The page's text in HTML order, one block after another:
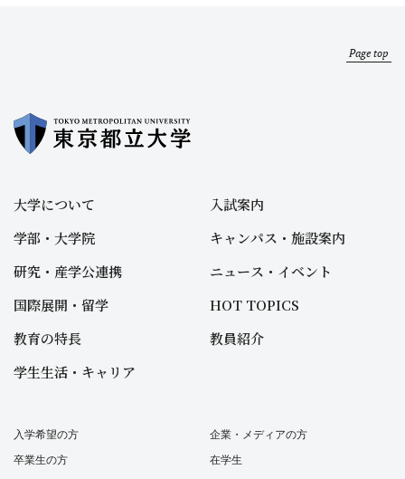
Page top
大学について
学部・大学院
研究・産学公連携
国際展開・留学
教育の特長
学生生活・キャリア
入試案内
キャンパス・施設案内
ニュース・イベント
HOT TOPICS
教員紹介
入学希望の方
卒業生の方
企業・メディアの方
在学生